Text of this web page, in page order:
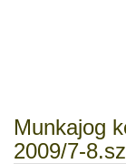
Munkajog
2009/7-